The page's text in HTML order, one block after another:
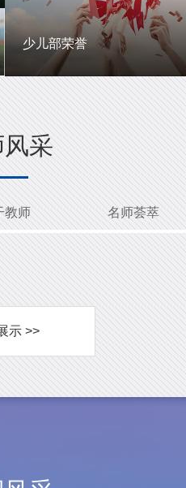
少儿部荣誉
少儿部荣誉
采
教师 名师荟萃
示 >>